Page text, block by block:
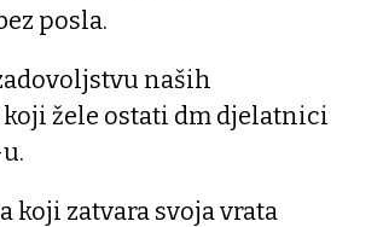
posla.
naših
žele ostati dm djelatnici
koji zatvara svoja vrata